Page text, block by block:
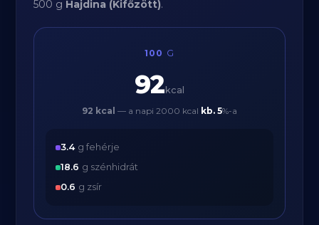
500 g Hajdina (Kifőzött).
100 G
92 kcal
92 kcal — a napi 2000 kcal kb. 5%-a
3.4 g fehérje
18.6 g szénhidrát
0.6 g zsír